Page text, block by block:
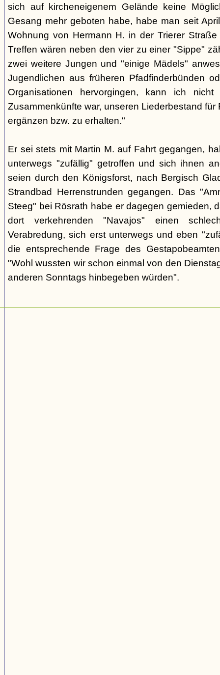
sich auf kircheneigenem Gelände keine
Gesang mehr geboten habe, habe man seit
Wohnung von Hermann H. in der Trierer
Treffen wären neben den vier zu einer "Sippe"
zwei weitere Jungen und "einige Mädels"
Jugendlichen aus früheren Pfadfinderbünden
Organisationen hervorgingen, kann ich
Zusammenkünfte war, unseren Liederbestand
ergänzen bzw. zu erhalten."
Er sei stets mit Martin M. auf Fahrt gegangen,
unterwegs "zufällig" getroffen und sich ihnen
seien durch den Königsforst, nach Bergisch
Strandbad Herrenstrunden gegangen. Das
Steeg" bei Rösrath habe er dagegen gemieden,
dort verkehrenden "Navajos" einen
Verabredung, sich erst unterwegs und eben
die entsprechende Frage des
"Wohl wussten wir schon einmal von den
anderen Sonntags hinbegeben würden".